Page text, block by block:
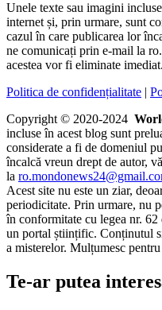
Unele texte sau imagini
internet și, prin urmare, sunt
cazul în care publicarea lor
ne comunicați prin e-mail la
acestea vor fi eliminate imediat.
Politica de confidențialitate |
Copyright © 2020-2024
incluse în acest blog sunt
considerate a fi de domeniul
încalcă vreun drept de autor,
la
Acest site nu este un ziar,
periodicitate. Prin urmare, nu
în conformitate cu legea nr.
un portal științific. Conținutul
a misterelor. Mulțumesc
Te-ar putea